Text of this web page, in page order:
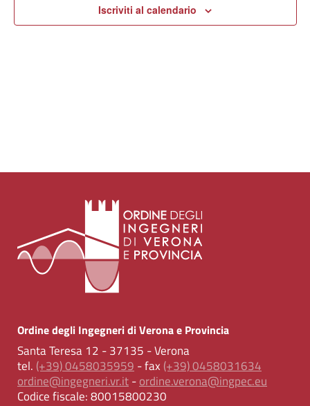
Iscriviti al calendario
Ordine degli Ingegneri di Verona e Provincia
Santa Teresa 12 - 37135 - Verona
tel. (+39) 0458035959 - fax (+39) 0458031634
ordine@ingegneri.vr.it-ordine.verona@ingpec.eu
Codice fiscale:80015800230